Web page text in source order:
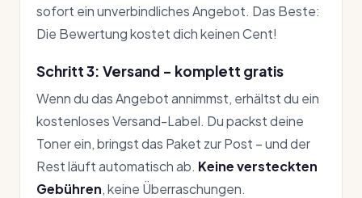
sofort ein unverbindliches Angebot. Das Beste:
Die Bewertung kostet dich keinen Cent!
Schritt 3: Versand – komplett gratis
Wenn du das Angebot annimmst, erhältst du ein
kostenloses Versand-Label. Du packst deine
Toner ein, bringst das Paket zur Post – und der
Rest läuft automatisch ab. Keine versteckten
Gebühren, keine Überraschungen.